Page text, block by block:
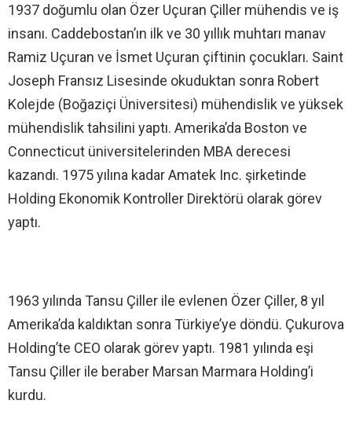
1937 doğumlu olan Özer Uçuran Çiller mühendis ve iş
insanı. Caddebostan’ın ilk ve 30 yıllık muhtarı manav
Ramiz Uçuran ve İsmet Uçuran çiftinin çocukları. Saint
Joseph Fransız Lisesinde okuduktan sonra Robert
Kolejde (Boğaziçi Üniversitesi) mühendislik ve yüksek
mühendislik tahsilini yaptı. Amerika’da Boston ve
Connecticut üniversitelerinden MBA derecesi
kazandı. 1975 yılına kadar Amatek Inc. şirketinde
Holding Ekonomik Kontroller Direktörü olarak görev
yaptı.
1963 yılında Tansu Çiller ile evlenen Özer Çiller, 8 yıl
Amerika’da kaldıktan sonra Türkiye’ye döndü. Çukurova
Holding’te CEO olarak görev yaptı. 1981 yılında eşi
Tansu Çiller ile beraber Marsan Marmara Holding’i
kurdu.